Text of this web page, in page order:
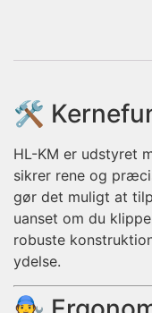
🛠️
HL-KM er udstyret
sikrer rene og
gør det muligt at
uanset om du
robuste
ydelse.